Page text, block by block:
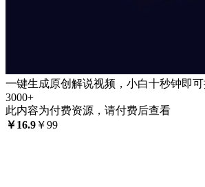
一键生成原创解说视频，小白十秒钟即
3000+
此内容为付费资源，请付费后查看
￥16.9 ￥99